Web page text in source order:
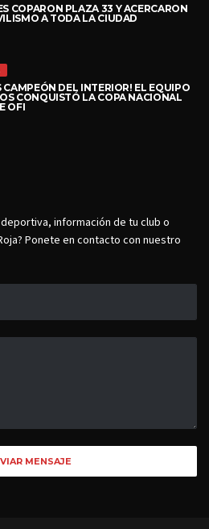
COPARON PLAZA 33 Y ACERCARON
A TODA LA CIUDAD
CAMPEÓN DEL INTERIOR! EL EQUIPO
CONQUISTÓ LA COPA NACIONAL
OFI
información de tu club o
Ponete en contacto con nuestro